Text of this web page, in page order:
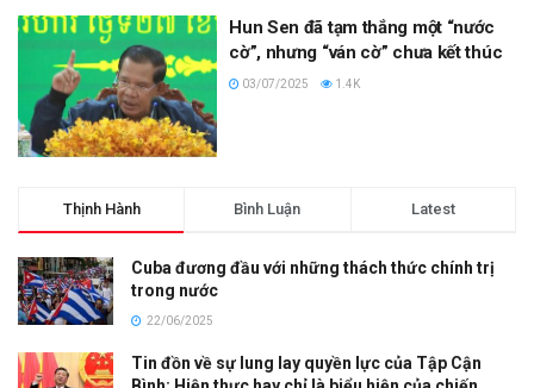
Hun Sen đã tạm thắng một “nước
cờ”, nhưng “ván cờ” chưa kết thúc
03/07/2025 1.4K
Thịnh Hành Bình Luận Latest
Cuba đương đầu với những thách thức chính trị
trong nước
22/06/2025
Tin đồn về sự lung lay quyền lực của Tập Cận